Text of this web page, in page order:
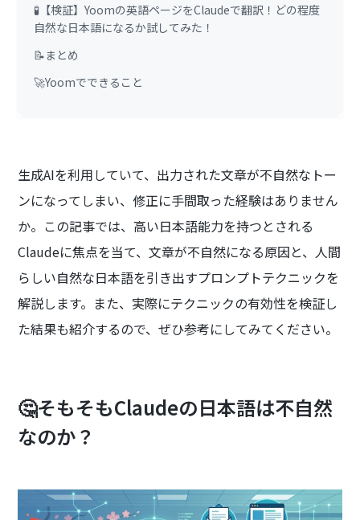
🧪【検証】Yoomの英語ページをClaudeで翻訳！どの程度
自然な日本語になるか試してみた！
📝まとめ
🚀Yoomでできること
生成AIを利用していて、出力された文章が不自然なトー
ンになってしまい、修正に手間取った経験はありません
か。この記事では、高い日本語能力を持つとされる
Claudeに焦点を当て、文章が不自然になる原因と、人間
らしい自然な日本語を引き出すプロンプトテクニックを
解説します。また、実際にテクニックの有効性を検証し
た結果も紹介するので、ぜひ参考にしてみてください。
🤔そもそもClaudeの日本語は不自然
なのか？